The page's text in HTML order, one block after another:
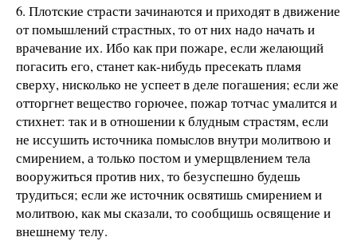
6. Плотские страсти зачинаются и приходят в движение
от помышлений страстных, то от них надо начать и
врачевание их. Ибо как при пожаре, если желающий
погасить его, станет как-нибудь пресекать пламя
сверху, нисколько не успеет в деле погашения; если же
отторгнет вещество горючее, пожар тотчас умалится и
стихнет: так и в отношении к блудным страстям, если
не иссушить источника помыслов внутри молитвою и
смирением, а только постом и умерщвлением тела
вооружиться против них, то безуспешно будешь
трудиться; если же источник освятишь смирением и
молитвою, как мы сказали, то сообщишь освящение и
внешнему телу.